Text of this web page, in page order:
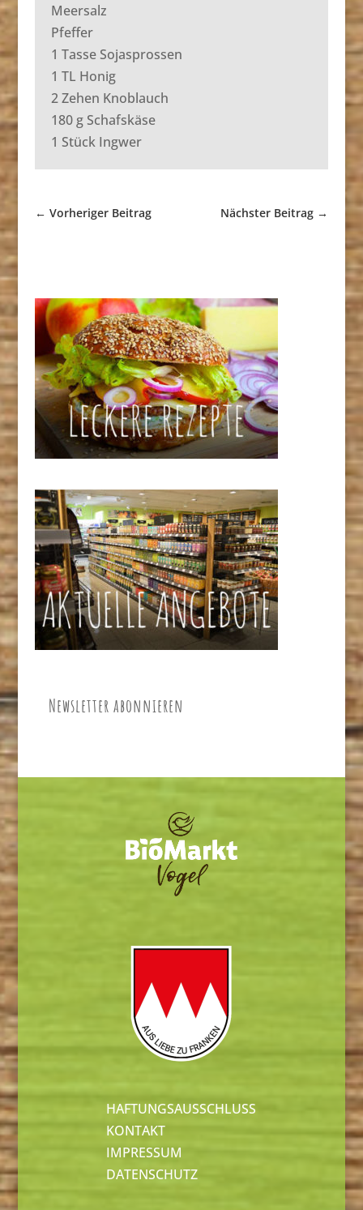
Meersalz
Pfeffer
1 Tasse Sojasprossen
1 TL Honig
2 Zehen Knoblauch
180 g Schafskäse
1 Stück Ingwer
← Vorheriger Beitrag Nächster Beitrag →
Newsletter abonnieren
HAFTUNGSAUSSCHLUSS
KONTAKT
IMPRESSUM
DATENSCHUTZ